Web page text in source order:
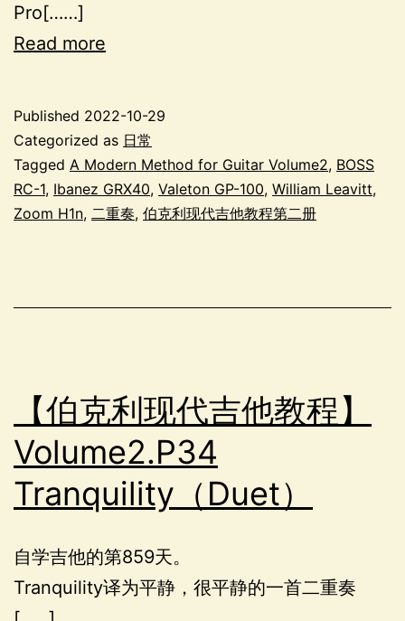
Pro[……]
Read more
Published 2022-10-29
Categorized as 日常
Tagged A Modern Method for Guitar Volume2, BOSS
RC-1, Ibanez GRX40, Valeton GP-100, William Leavitt,
Zoom H1n, 二重奏, 伯克利现代吉他教程第二册
【伯克利现代吉他教程】
Volume2.P34
Tranquility（Duet）
自学吉他的第859天。
Tranquility译为平静，很平静的一首二重奏